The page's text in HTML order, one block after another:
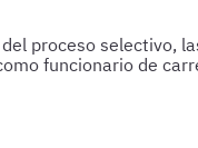
proceso selectivo,
funcionario de